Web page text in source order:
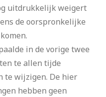
uitdrukkelijk weigert
de oorspronkelijke
in de vorige twee
te allen tijde
te wijzigen. De hier
hebben geen